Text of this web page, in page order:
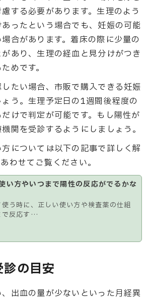
する必要があります。生理のよう
ったという場合でも、妊娠の可能
合があります。着床の際に少量の
あり、生理の経血と見分けがつき
めです。
たい場合、市販で購入できる妊娠
う。生理予定日の1週間後程度の
けで判定が可能です。もし陽性が
関を受診するようにしましょう。
については以下の記事で詳しく解
わせてご覧ください。
い方やいつまで陽性の反応がでるかな
う時に、正しい使い方や検査薬の仕組
で反応す…
の目安
出血の量が少ないといった月経異